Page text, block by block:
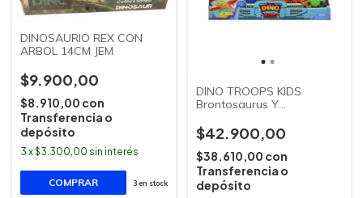
DINOSAURIO REX CON
ARBOL 14CM JEM
$9.900,00
$8.910,00 con
Transferencia o
depósito
3 x$3.300,00 sin interés
3en stock
DINO TROOPS KIDS
Brontosaurus Y
$42.900,00
$38.610,00 con
Transferencia o
depósito